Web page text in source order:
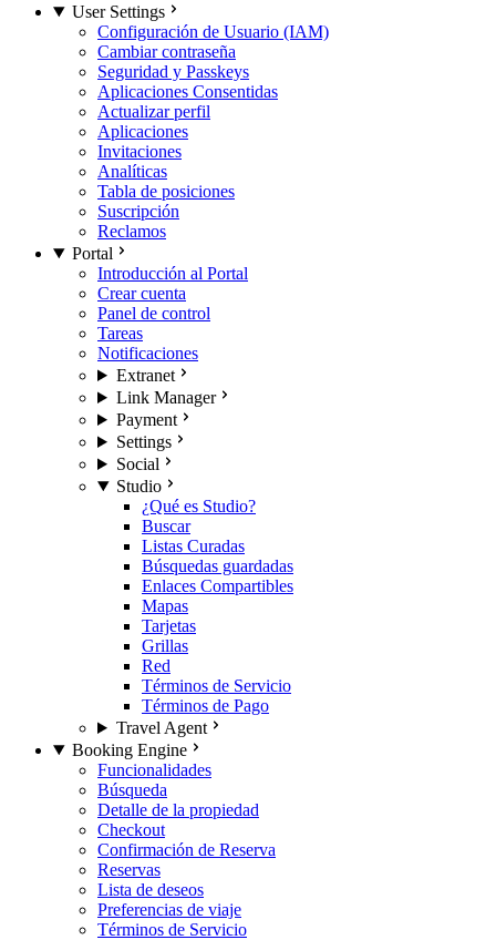
User Settings
Configuración de Usuario (IAM)
Cambiar contraseña
Seguridad y Passkeys
Aplicaciones Consentidas
Actualizar perfil
Aplicaciones
Invitaciones
Analíticas
Tabla de posiciones
Suscripción
Reclamos
Portal
Introducción al Portal
Crear cuenta
Panel de control
Tareas
Notificaciones
Extranet
Link Manager
Payment
Settings
Social
Studio
¿Qué es Studio?
Buscar
Listas Curadas
Búsquedas guardadas
Enlaces Compartibles
Mapas
Tarjetas
Grillas
Red
Términos de Servicio
Términos de Pago
Travel Agent
Booking Engine
Funcionalidades
Búsqueda
Detalle de la propiedad
Checkout
Confirmación de Reserva
Reservas
Lista de deseos
Preferencias de viaje
Términos de Servicio